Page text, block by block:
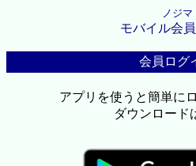
ノジマ
モバイル会
会員ログ
アプリを使うと簡単に
ダウンロード